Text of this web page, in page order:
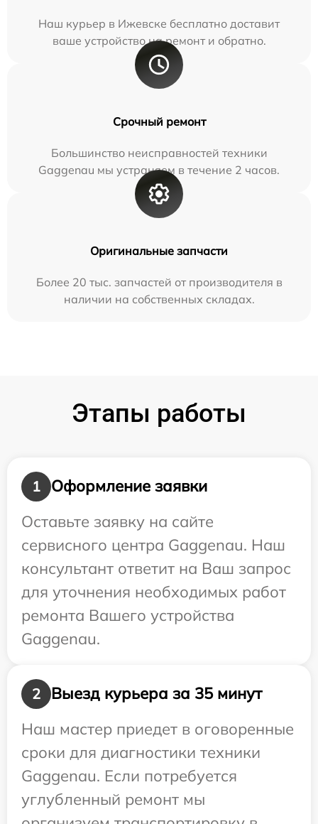
Наш курьер в Ижевске бесплатно доставит
ваше устройство на ремонт и обратно.
Срочный ремонт
Большинство неисправностей техники
Gaggenau мы устраняем в течение 2 часов.
Оригинальные запчасти
Более 20 тыс. запчастей от производителя в
наличии на собственных складах.
Этапы работы
1
Оформление заявки
Оставьте заявку на сайте
сервисного центра Gaggenau. Наш
консультант ответит на Ваш запрос
для уточнения необходимых работ
ремонта Вашего устройства
Gaggenau.
2
Выезд курьера за 35 минут
Наш мастер приедет в оговоренные
сроки для диагностики техники
Gaggenau. Если потребуется
углубленный ремонт мы